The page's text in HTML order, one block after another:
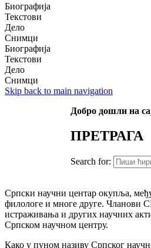
Биографија
Текстови
Дело
Снимци
Биографија
Текстови
Дело
Снимци
Skip back to main navigation
Добро дошли на
ПРЕТРАГА
Search for:
Српски научни центар окупља,
филологе и многе друге. Чланови
истраживања и других научних
Српском научном центру.
Како у пуном називу Српског